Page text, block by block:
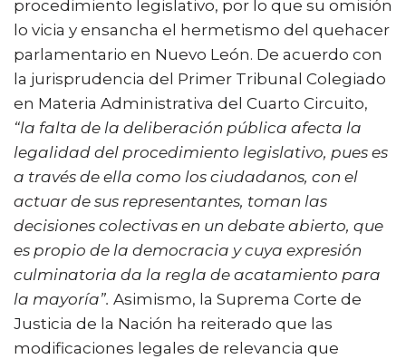
procedimiento legislativo, por lo que su omisión
lo vicia y ensancha el hermetismo del quehacer
parlamentario en Nuevo León. De acuerdo con
la jurisprudencia del Primer Tribunal Colegiado
en Materia Administrativa del Cuarto Circuito,
“la falta de la deliberación pública afecta la
legalidad del procedimiento legislativo, pues es
a través de ella como los ciudadanos, con el
actuar de sus representantes, toman las
decisiones colectivas en un debate abierto, que
es propio de la democracia y cuya expresión
culminatoria da la regla de acatamiento para
la mayoría”. Asimismo, la Suprema Corte de
Justicia de la Nación ha reiterado que las
modificaciones legales de relevancia que